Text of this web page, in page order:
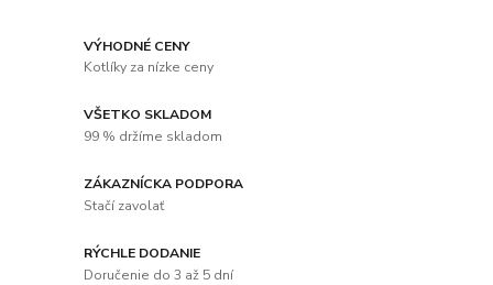
VÝHODNÉ CENY
Kotlíky za nízke ceny
VŠETKO SKLADOM
99 % držíme skladom
ZÁKAZNÍCKA PODPORA
Stačí zavolať
RÝCHLE DODANIE
Doručenie do 3 až 5 dní